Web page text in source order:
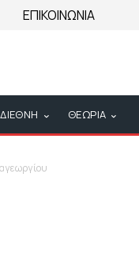
ΕΠΙΚΟΙΝΩΝΙΑ
ΔΙΕΘΝΗ ΘΕΩΡΙΑ